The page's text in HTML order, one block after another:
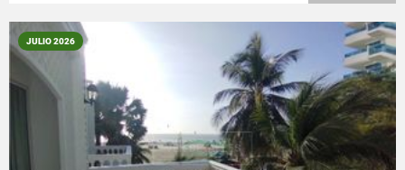
JULIO 2026
VER DETALLES